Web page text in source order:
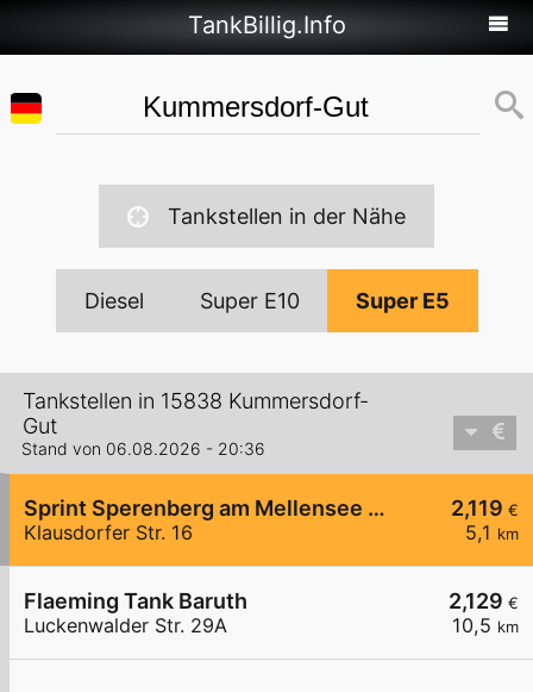
TankBillig.Info
Tankstellen in der Nähe
Diesel Super E10 Super E5
Tankstellen in 15838 Kummersdorf-
Gut
Stand von 06.08.2026 - 20:36
2,119 €
5,1 km
Sprint Sperenberg am Mellensee Klausdorfer Str.
Klausdorfer Str. 16
2,129 €
10,5 km
Flaeming Tank Baruth
Luckenwalder Str. 29A